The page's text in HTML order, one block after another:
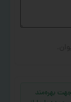
دارید، جهت بهره‌مند